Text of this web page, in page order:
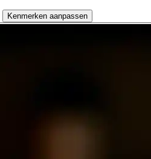
Kenmerken aanpassen